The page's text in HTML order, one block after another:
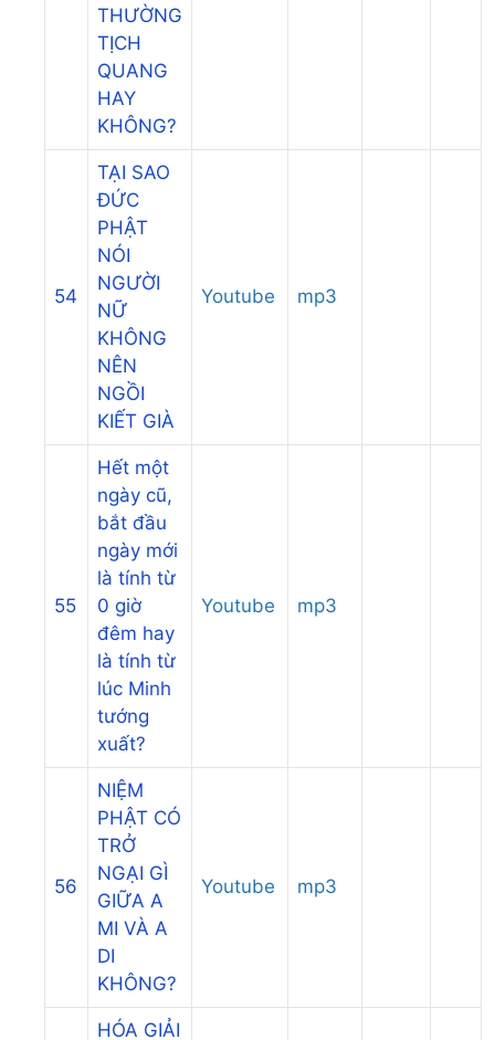
THƯỜNG
TỊCH
QUANG
HAY
KHÔNG?
54
TẠI SAO
ĐỨC
PHẬT
NÓI
NGƯỜI
NỮ
KHÔNG
NÊN
NGỒI
KIẾT GIÀ
Youtube mp3
55
Hết một
ngày cũ,
bắt đầu
ngày mới
là tính từ
0 giờ
đêm hay
là tính từ
lúc Minh
tướng
xuất?
Youtube mp3
56
NIỆM
PHẬT CÓ
TRỞ
NGẠI GÌ
GIỮA A
MI VÀ A
DI
KHÔNG?
Youtube mp3
HÓA GIẢI